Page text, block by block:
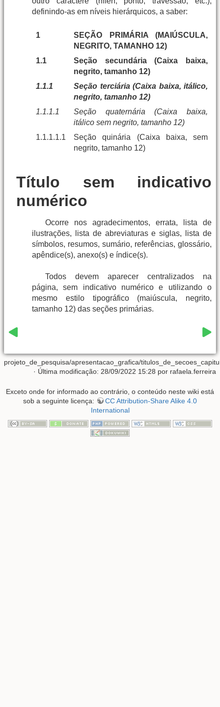
definindo-as em níveis hierárquicos, a saber:
1
SEÇÃO PRIMÁRIA (MAIÚSCULA,
NEGRITO, TAMANHO 12)
1.1
Seção secundária (Caixa baixa,
negrito, tamanho 12)
1.1.1
Seção terciária (Caixa baixa, itálico,
negrito, tamanho 12)
1.1.1.1
Seção quaternária (Caixa baixa,
itálico sem negrito, tamanho 12)
1.1.1.1.1
Seção quinária (Caixa baixa, sem
negrito, tamanho 12)
Título sem indicativo
numérico
Ocorre nos agradecimentos, errata, lista de
ilustrações, lista de abreviaturas e siglas, lista de
símbolos, resumos, sumário, referências, glossário,
apêndice(s), anexo(s) e índice(s).
Todos devem aparecer centralizados na
página, sem indicativo numérico e utilizando o
mesmo estilo tipográfico (maiúscula, negrito,
tamanho 12) das seções primárias.
projeto_de_pesquisa/apresentacao_grafica/
· Última modificação: 28/09/2022 15:28 por rafaela.ferreira
Exceto onde for informado ao contrário, o conteúdo neste wiki está
sob a seguinte licença:
CC Attribution-Share Alike 4.0
International